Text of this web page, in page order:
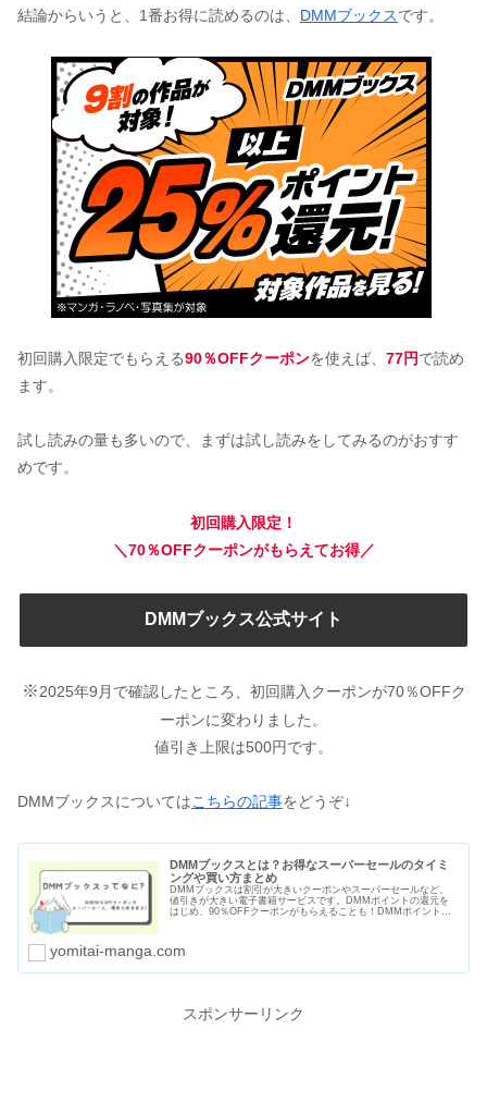
結論からいうと、1番お得に読めるのは、 DMMブックスです。
初回購入限定でもらえる90％OFFクーポンを使えば、 77円で読め
ます。
試し読みの量も多いので、まずは試し読みをしてみるのがおすす
めです。
初回購入限定！
＼70％OFFクーポンがもらえてお得／
DMMブックス公式サイト
※2025年9月で確認したところ、初回購入クーポンが70％OFFク
ーポンに変わりました。
値引き上限は500円です。
DMMブックスについてはこちらの記事をどうぞ↓
DMMブックスとは？お得なスーパーセールのタイミ
ングや買い方まとめ
DMMブックスは割引が大きいクーポンやスーパーセールなど、
値引きが大きい電子書籍サービスです。DMMポイントの還元を
はじめ、90％OFFクーポンがもらえることも！DMMポイントは
yomitai-manga.com
スポンサーリンク